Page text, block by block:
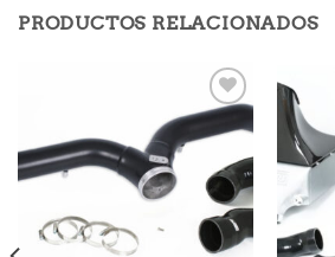
PRODUCTOS RELACIONADOS
Añadir
a la
deseos